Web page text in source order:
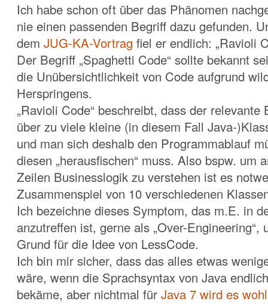
Ich habe schon oft über das Phänomen
nie einen passenden Begriff dazu gefunden.
dem JUG-KA-Vortrag fiel er endlich: „Ravioli
Der Begriff „Spaghetti Code“ sollte bekannt
die Unübersichtlichkeit von Code aufgrund
Herspringens.
„Ravioli Code“ beschreibt, dass der relevante
über zu viele kleine (in diesem Fall Java-
und man sich deshalb den Programmablauf
diesen „herausfischen“ muss. Also bspw. um
Zeilen Businesslogik zu verstehen ist es
Zusammenspiel von 10 verschiedenen
Ich bezeichne dieses Symptom, das m.E. in
anzutreffen ist, gerne als „Over-Engineering“,
Grund für die Idee von LessCode.
Ich bin mir sicher, dass das alles etwas
wäre, wenn die Sprachsyntax von Java
bekäme, aber nichtmal für Java 7 wird es